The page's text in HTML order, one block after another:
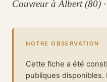
Couvreur à Albert (80)
NOTRE OBSERVATION
Cette fiche a été
publiques